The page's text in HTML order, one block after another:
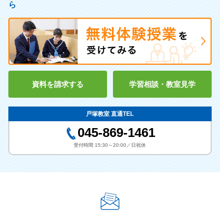
ら
資料を請求する 学習相談・教室見学
戸塚教室 直通TEL
045-869-1461
受付時間 15:30～20:00／日祝休